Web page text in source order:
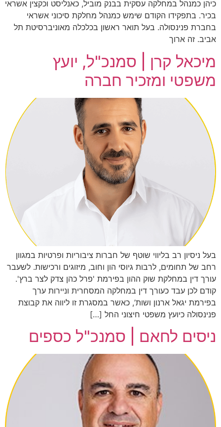
כיהן כמנהל במחלקה עסקית בבנק מוביל, כאנליסט וכקצין אשראי
בכיר. בתפקידו הקודם שימש כמנהל מחלקת סיכוני אשראי
בחברת פנינסולה. בעל תואר ראשון בכלכלה מאוניברסיטת תל
אביב. זה ארוך
מיכאל קרן | סמנכ"ל, יועץ
משפטי ומזכיר חברה
בעל ניסיון רב בליווי שוטף של חברות ציבוריות ופרטיות במגוון
רחב של תחומים, לרבות גיוסי הון וחוב, מיזוגים ורכישות. לשעבר
עורך דין במחלקת שוק ההון בפירמת 'פרל כהן צדק לצר ברץ'.
קודם לכן עבד כעורך דין במחלקה המסחרית וניירות ערך
בפירמת יגאל ארנון ושות’, כאשר במסגרת זו ליווה את קבוצת
פנינסולה כיועץ משפטי חיצוני החל […]
ניסים לחאם | סמנכ"ל כספים